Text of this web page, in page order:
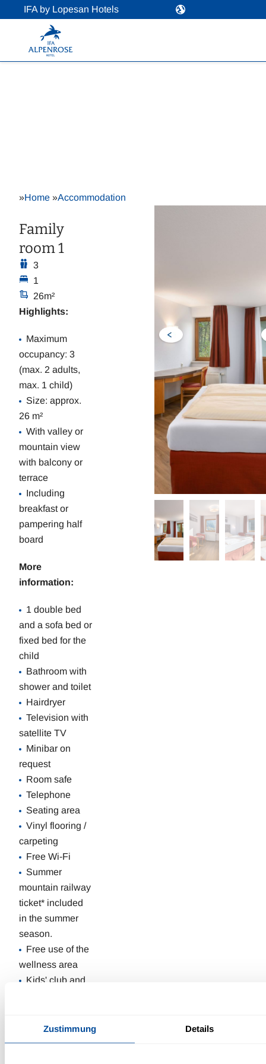
Zustimmung Details
IFA by Lopesan Hotels
»Home »Accommodation
Family
room 1
1
3
26m²
Highlights:
Maximum
occupancy: 3
(max. 2 adults,
max. 1 child)
Size: approx.
26 m²
With valley or
mountain view
with balcony or
terrace
Including
breakfast or
pampering half
board
More
information:
1 double bed
and a sofa bed or
fixed bed for the
child
Bathroom with
shower and toilet
Hairdryer
Television with
satellite TV
Minibar on
request
Room safe
Telephone
Seating area
Vinyl flooring /
carpeting
Free Wi-Fi
Summer
mountain railway
ticket* included
in the summer
season.
Free use of the
wellness area
Kids' club and
depends on the
season)